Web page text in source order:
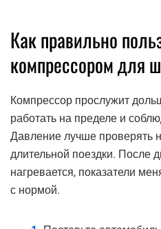
Как правильно
компрессором для
Компрессор прослужит
работать на пределе и
Давление лучше проверять
длительной поездки. После
нагревается, показатели
с нормой.